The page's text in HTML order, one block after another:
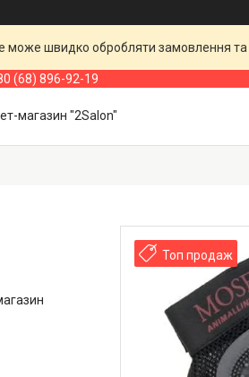
може швидко обробляти замовлення та
(68) 896-92-19
магазин "2Salon"
Топ продаж